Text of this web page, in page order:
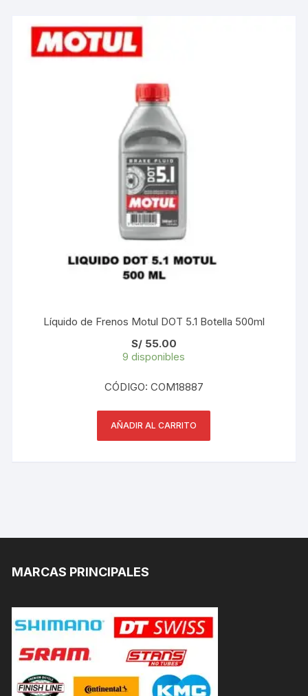
Líquido de Frenos Motul DOT 5.1 Botella 500ml
S/55.00
9 disponibles
CÓDIGO: COM18887
AÑADIR AL CARRITO
MARCAS PRINCIPALES